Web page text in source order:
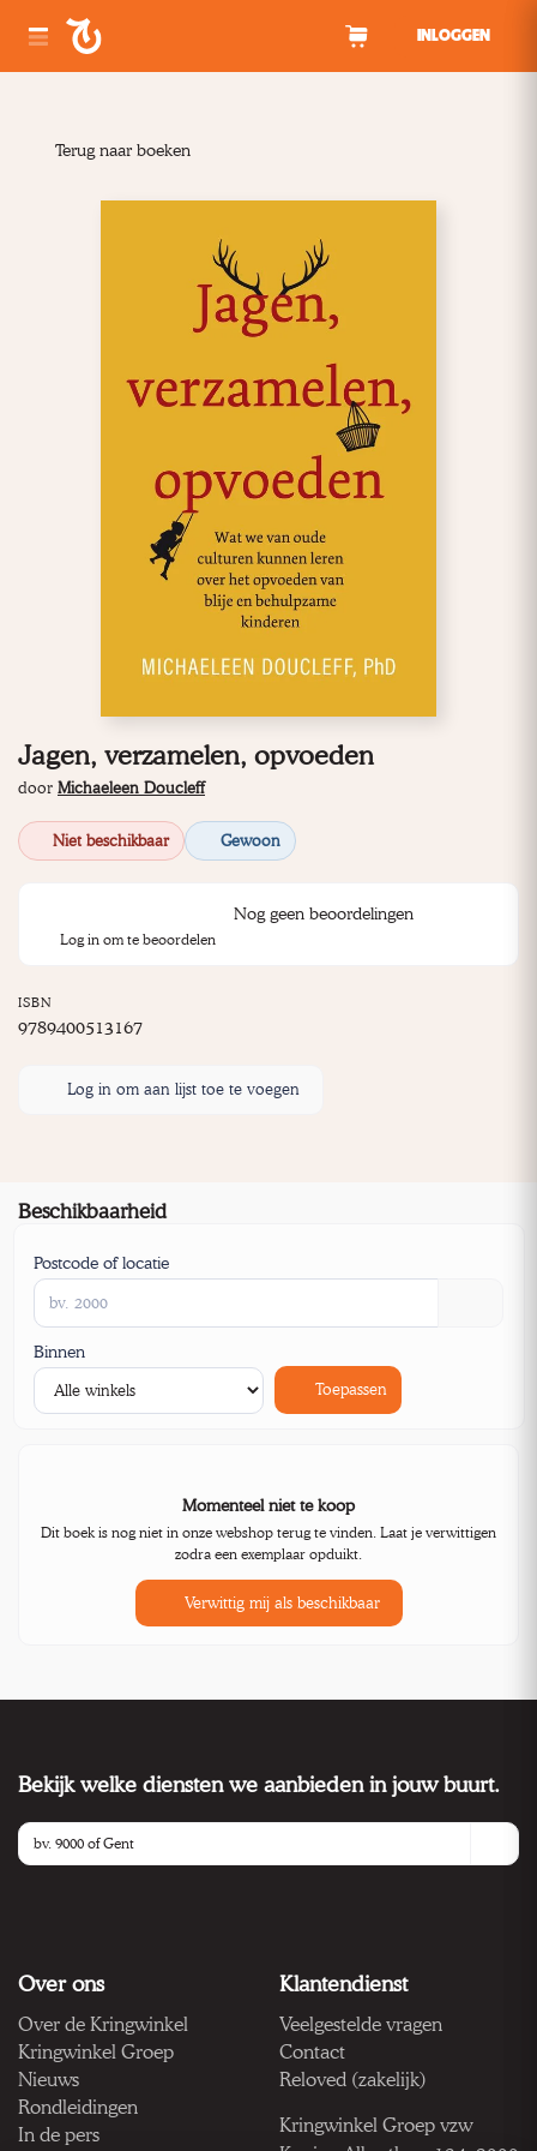
INLOGGEN
Terug naar boeken
Jagen, verzamelen, opvoeden
door Michaeleen Doucleff
Niet beschikbaar Gewoon
Nog geen beoordelingen
Log in om te beoordelen
ISBN
9789400513167
Log in om aan lijst toe te voegen
Beschikbaarheid
Postcode of locatie
Binnen
Toepassen
Momenteel niet te koop
Dit boek is nog niet in onze webshop terug te vinden. Laat je verwittigen
zodra een exemplaar opduikt.
Verwittig mij als beschikbaar
Bekijk welke diensten we aanbieden in jouw buurt.
Over ons
Over de Kringwinkel
Kringwinkel Groep
Nieuws
Rondleidingen
In de pers
Klantendienst
Veelgestelde vragen
Contact
Reloved (zakelijk)
Kringwinkel Groep vzw